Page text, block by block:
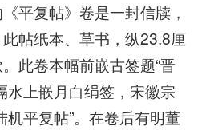
平复帖》卷是一封信牍，
帖纸本、草书，纵23.8厘
此卷本幅前嵌古签题“晋
水上嵌月白绢签，宋徽宗
机平复帖”。在卷后有明董